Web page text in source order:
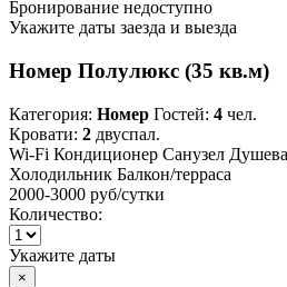
Бронирование недоступно
Укажите даты заезда и выезда
Номер Полулюкс (35 кв.м)
Категория: Номер Гостей: 4 чел.
Кровати: 2 двуспал.
Wi-Fi Кондиционер Санузел
Холодильник Балкон/терраса
2000-3000 руб/сутки
Количество:
Укажите даты
×